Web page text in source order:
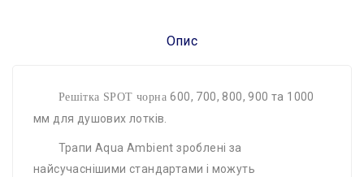
Опис
Решітка SPOT чорна600, 700, 800, 900 та 1000
мм для душових лотків.
Трапи Aqua Ambient зроблені за
найсучаснішими стандартами і можуть